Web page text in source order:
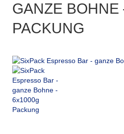
GANZE BOHNE
PACKUNG